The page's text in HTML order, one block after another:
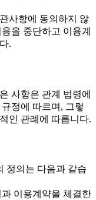
사항에 동의하지 않
을 중단하고 이용계
.
사항은 관계 법령에
정에 따르며, 그렇
인 관례에 따릅니다.
정의는 다음과 같습
이용계약을 체결한